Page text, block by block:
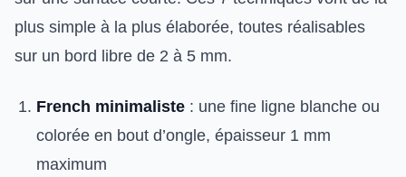
plus simple à la plus élaborée, toutes réalisables
sur un bord libre de 2 à 5 mm.
French minimaliste : une fine ligne blanche ou
colorée en bout d’ongle, épaisseur 1 mm
maximum